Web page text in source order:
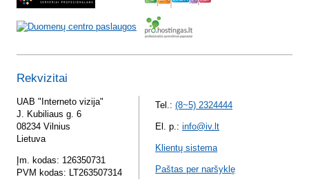
Rekvizitai
UAB "Interneto vizija"
J. Kubiliaus g. 6
08234 Vilnius
Lietuva
Įm. kodas: 126350731
PVM kodas: LT263507314
Tel.: (8~5) 2324444
El. p.: info@iv.lt
Klientų sistema
Paštas per naršyklę